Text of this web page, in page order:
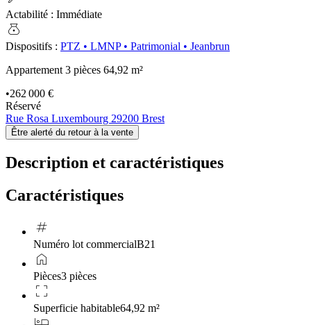
Actabilité : Immédiate
money_bag
Dispositifs : PTZ • LMNP• Patrimonial • Jeanbrun
Appartement 3 pièces 64,92 m²
•262 000 €
Réservé
Rue Rosa Luxembourg 29200 Brest
Être alerté du retour à la vente
Description et caractéristiques
Caractéristiques
tag
Numéro lot commercialB21
home
Pièces3 pièces
crop_free
Superficie habitable64,92 m²